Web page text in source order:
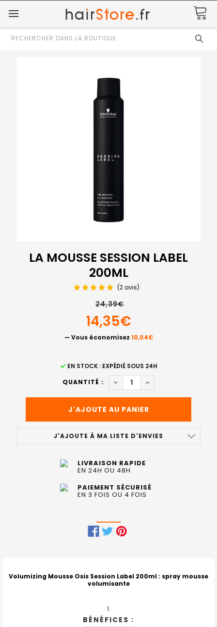
Rechercher
LA MOUSSE SESSION LABEL
200ML
(2 avis)
24,39€
14,35€
— Vous économisez 10,04€
EN STOCK : EXPÉDIÉ SOUS 24H
QUANTITÉ :
DIMINUER LA QUANTITÉ DE
AUGMENTER LA
J'AJOUTE À MA LISTE D'ENVIES
LIVRAISON RAPIDE
EN 24H OU 48H
PAIEMENT SÉCURISÉ
EN 3 FOIS OU 4 FOIS
ENSEMBLE
Volumizing Mousse Osis Session Label 200ml : spray mousse
volumisante
BÉNÉFICES :